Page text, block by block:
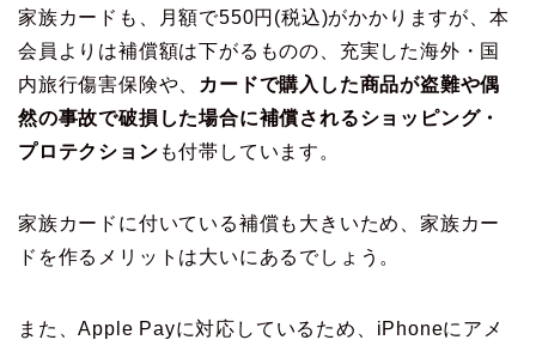
家族カードも、月額で550円(税込)がかかりますが、本
会員よりは補償額は下がるものの、充実した海外・国
内旅行傷害保険や、
カードで購入した商品が盗難や偶
然の事故で破損した場合に補償されるショッピング・
プロテクション も付帯しています。
家族カードに付いている補償も大きいため、家族カー
ドを作るメリットは大いにあるでしょう。
また、Apple Payに対応しているため、iPhoneにアメ